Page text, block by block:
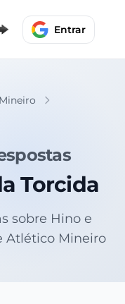
Entrar
Torcida
sobre Hino e
Atlético Mineiro